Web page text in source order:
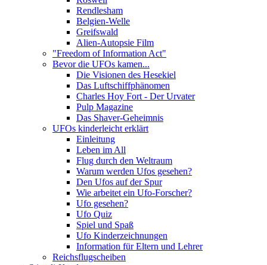
Rendlesham
Belgien-Welle
Greifswald
Alien-Autopsie Film
"Freedom of Information Act"
Bevor die UFOs kamen...
Die Visionen des Hesekiel
Das Luftschiffphänomen
Charles Hoy Fort - Der Urvater
Pulp Magazine
Das Shaver-Geheimnis
UFOs kinderleicht erklärt
Einleitung
Leben im All
Flug durch den Weltraum
Warum werden Ufos gesehen?
Den Ufos auf der Spur
Wie arbeitet ein Ufo-Forscher?
Ufo gesehen?
Ufo Quiz
Spiel und Spaß
Ufo Kinderzeichnungen
Information für Eltern und Lehrer
Reichsflugscheiben